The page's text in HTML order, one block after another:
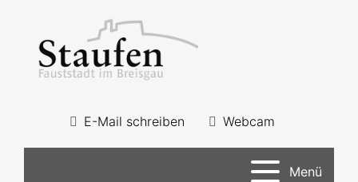
E-Mail schreiben Webcam
Menü